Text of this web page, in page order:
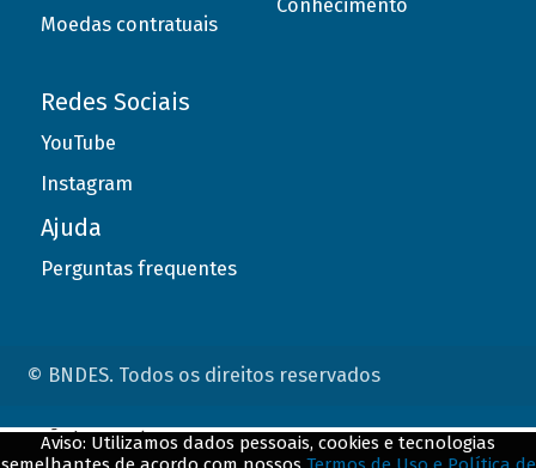
Moedas contratuais
Conhecimento
Redes Sociais
YouTube
Instagram
Ajuda
Perguntas frequentes
© BNDES. Todos os direitos reservados
Aviso: Utilizamos dados pessoais, cookies e tecnologias
ConteÃºdo complementar